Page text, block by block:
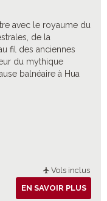
avec le royaume du
de la
fil des anciennes
du mythique
balnéaire à Hua
Vols inclus
EN SAVOIR PLUS